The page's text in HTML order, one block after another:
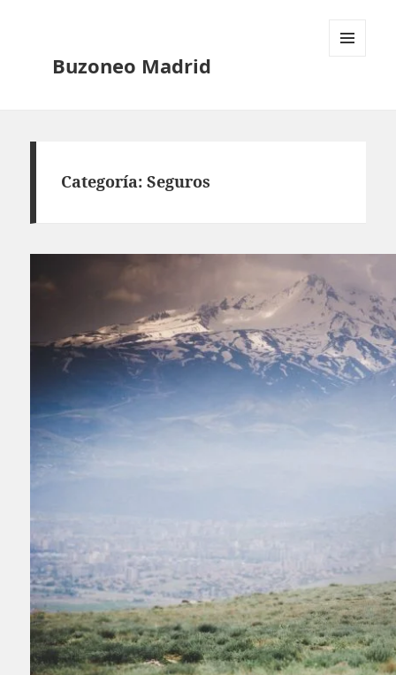
Buzoneo Madrid
Categoría: Seguros